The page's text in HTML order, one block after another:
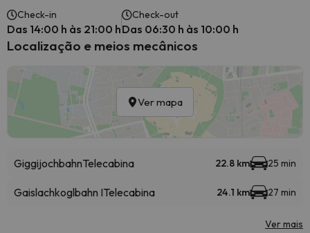
Check-in
Das 14:00 h às 21:00 h
Check-out
Das 06:30 h às 10:00 h
Localização e meios mecânicos
Ver mapa
GiggijochbahnTelecabina 22.8 km 25 min
Gaislachkoglbahn ITelecabina 24.1 km 27 min
Ver mais